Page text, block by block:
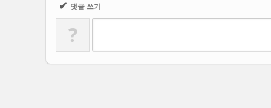
✔ 댓글 쓰기
?